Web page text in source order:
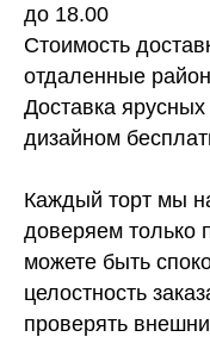
до 18.00
Стоимость
отдаленные
Доставка
дизайном
Каждый торт мы
доверяем только
можете быть
целостность
проверять